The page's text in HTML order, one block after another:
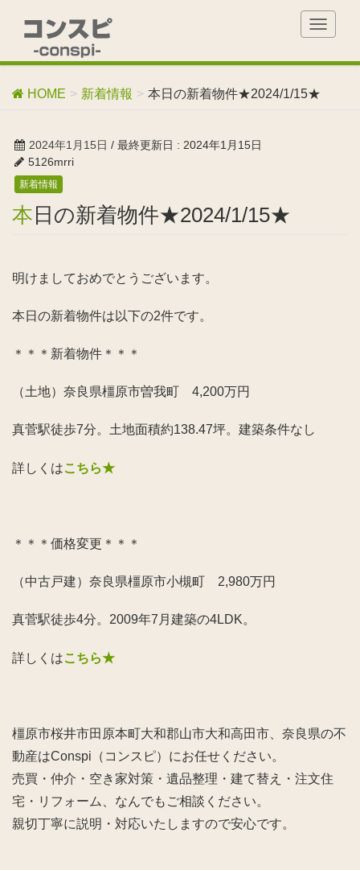
T
g
l
HOME 新着情報 本日の新着物件★2024/1/15★
2024年1月15日 / 最終更新日 : 2024年1月15日
5126mrri
新着情報
本日の新着物件★2024/1/15★
明けましておめでとうございます。
本日の新着物件は以下の2件です。
＊＊＊新着物件＊＊＊
（土地）奈良県橿原市曽我町 4,200万円
真菅駅徒歩7分。土地面積約138.47坪。建築条件なし
詳しくはこちら★
＊＊＊価格変更＊＊＊
（中古戸建）奈良県橿原市小槻町 2,980万円
真菅駅徒歩4分。2009年7月建築の4LDK。
詳しくはこちら★
橿原市桜井市田原本町大和郡山市大和高田市、奈良県の不
動産はConspi（コンスピ）にお任せください。
売買・仲介・空き家対策・遺品整理・建て替え・注文住
宅・リフォーム、なんでもご相談ください。
親切丁寧に説明・対応いたしますので安心です。